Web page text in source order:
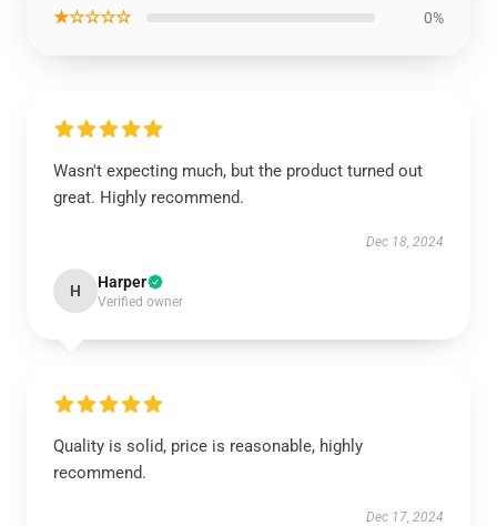
★☆☆☆☆ 0%
Wasn't expecting much, but the product turned out
great. Highly recommend.
Dec 18, 2024
H Harper
Verified owner
Quality is solid, price is reasonable, highly
recommend.
Dec 17, 2024